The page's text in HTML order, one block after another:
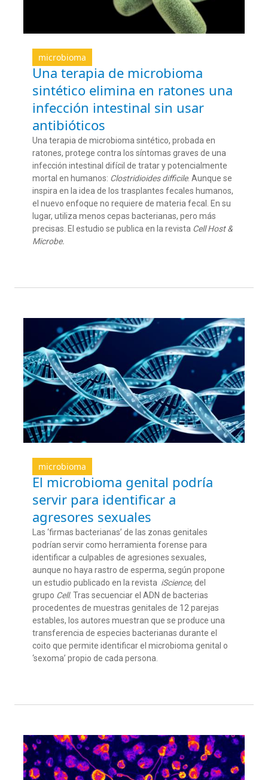
microbioma
Una terapia de microbioma
sintético elimina en ratones una
infección intestinal sin usar
antibióticos
Una terapia de microbioma sintético, probada en
ratones, protege contra los síntomas graves de una
infección intestinal difícil de tratar y potencialmente
mortal en humanos: Clostridioides difficile. Aunque se
inspira en la idea de los trasplantes fecales humanos,
el nuevo enfoque no requiere de materia fecal. En su
lugar, utiliza menos cepas bacterianas, pero más
precisas. El estudio se publica en la revista Cell Host &
Microbe.
microbioma
El microbioma genital podría
servir para identificar a
agresores sexuales
Las ‘firmas bacterianas’ de las zonas genitales
podrían servir como herramienta forense para
identificar a culpables de agresiones sexuales,
aunque no haya rastro de esperma, según propone
un estudio publicado en la revista iScience,del
grupo Cell. Tras secuenciar el ADN de bacterias
procedentes de muestras genitales de 12 parejas
estables, los autores muestran que se produce una
transferencia de especies bacterianas durante el
coito que permite identificar el microbioma genital o
‘sexoma’ propio de cada persona.